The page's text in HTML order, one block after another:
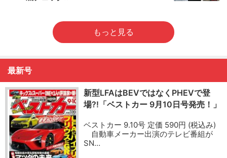
もっと見る
最新号
新型LFAはBEVではなくPHEVで登
場?!「ベストカー 9月10日号発売！」
ベストカー 9.10号 定価 590円 (税込み)
自動車メーカー出演のテレビ番組が
SN…